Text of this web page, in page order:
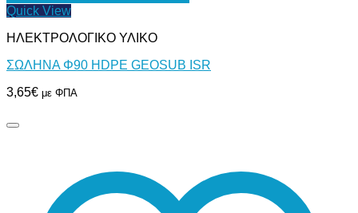
Quick View
ΗΛΕΚΤΡΟΛΟΓΙΚΟ ΥΛΙΚΟ
ΣΩΛΗΝΑ Φ90 HDPE GEOSUB ISR
3,65€ με ΦΠΑ